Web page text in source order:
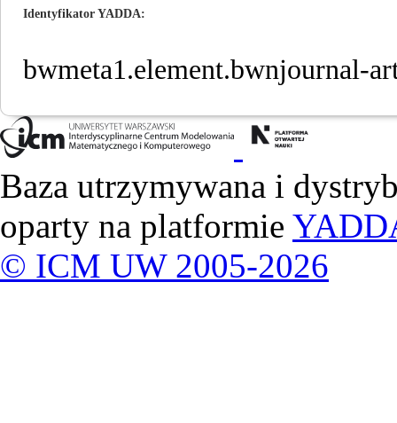
Identyfikator YADDA
bwmeta1.element.bwnjournal-
Baza utrzymywana i
oparty na platformie
© ICM UW 2005-2026